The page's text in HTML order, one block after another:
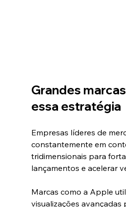
Grandes
essa estratégia
Empresas líderes de
constantemente em
tridimensionais para
lançamentos e acelerar
Marcas como a Apple
visualizações avançadas